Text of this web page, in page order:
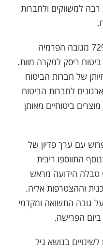
למשווקים ולחברות
התוכניות ביסודה מורכבת מ-72% מגובה הפרמיה
לרכישת ביטוח ריסק למקרה מוות.
של חברות הביטוח
לחברות הביטוח
ביטוחיים מאותן
לפרוש עם ערך פדיון של
התווספו ריבית
הידועה מראש
וההצטרפות אליה.
גובה התשואה ומקדמי
הפרישה.
בנושא גיל